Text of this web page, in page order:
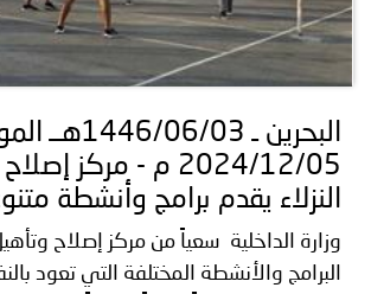
البحرين ـ 1446/06/
2024/12/05 م - مركز
النزلاء يقدم برامج وأنشطة
وزارة الداخلية سعياً من مركز إصلاح وتأهيل
البرامج والأنشطة المختلفة التي تعود